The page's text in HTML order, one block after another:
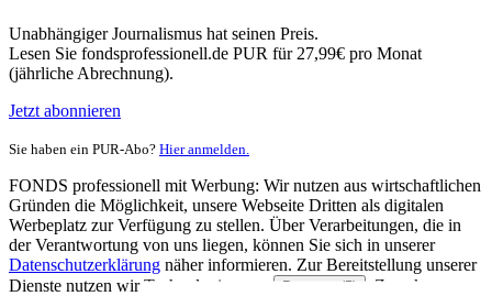
Unabhängiger Journalismus hat seinen Preis.
Lesen Sie fondsprofessionell.de PUR für 27,99€ pro Monat
(jährliche Abrechnung).
Jetzt abonnieren
Sie haben ein PUR-Abo? Hier anmelden.
FONDS professionell mit Werbung: Wir nutzen aus wirtschaftlichen
Gründen die Möglichkeit, unsere Webseite Dritten als digitalen
Werbeplatz zur Verfügung zu stellen. Über Verarbeitungen, die in
der Verantwortung von uns liegen, können Sie sich in unserer
Datenschutzerklärung näher informieren. Zur Bereitstellung unserer
Dienste nutzen wir Technologien von
Partnern (5)
. Zwecke: